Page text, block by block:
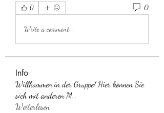
0 0
Write a comment...
Info
Willkommen in der Gruppe! Hier können Sie
sich mit anderen M
Weiterlesen